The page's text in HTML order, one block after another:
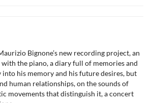
Bignone’s new recording project, an
the piano, a diary full of memories and
into his memory and his future desires, but
human relationships, on the sounds of
movements that distinguish it, a concert